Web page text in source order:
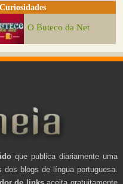
Curiosidades
O Buteco da Net
que publica diariamente uma
blogs de língua portuguesa.